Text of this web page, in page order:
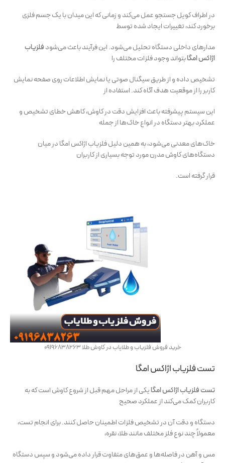
در اطراف کویل جستجو عمل می‌کند و زمانی که این میدان با یک جسم فلزی
برخورد کند، تغییرات ایجاد شده توسط
مدارهای داخلی دستگاه تحلیل می‌شود. این فرآیند باعث می‌شودفلزیاب
اژاکس امگابتواند وجود فلزات مختلف را
تشخیص داده و از طریق سیگنال صوتی یا نمایش اطلاعات روی صفحه نمایش
کاربر را از موقعیت هدف آگاه کند. استفاده از
این سیستم پیشرفته باعث افزایش دقت در کاوش، کاهش خطای تشخیص و
عملکرد بهتر دستگاه در انواع خاک‌ها از جمله
خاک‌های معدنی می‌شود، به همین دلیل فلزیاب اژاکس امگا در میان
دستگاه‌های کاوش مدرن مورد توجه بسیاری از کاربران
قرار گرفته است.
خرید فروش فلزیاب و طلایاب در کاوش طلا 09196838263
تست فلزیاب اژاکس امگا
تست فلزیاب اژاکس امگایکی از مراحل مهم قبل از شروع کاوش است که به
کاربران کمک می‌کند از عملکرد صحیح
دستگاه و دقت آن در تشخیص فلزات اطمینان حاصل کنند. برای انجام تست،
معمولاً چند نوع فلز مختلف مانند طلا، نقره،
مس و آهن در فاصله‌ها و عمق‌های متفاوت قرار داده می‌شود و سپس دستگاه